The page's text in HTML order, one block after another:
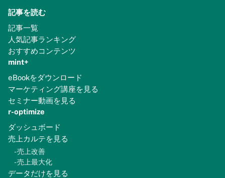
記事を読む
記事一覧
人気記事ランキング
おすすめコンテンツ
mint+
eBookをダウンロード
マーケティング講座を見る
セミナー動画を見る
r-optimize
ダッシュボード
売上カルテを見る
-売上改善
-売上最大化
データだけを見る